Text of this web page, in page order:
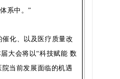
系中。”
化、以及医疗质量改
大会将以“科技赋能 数
当前发展面临的机遇